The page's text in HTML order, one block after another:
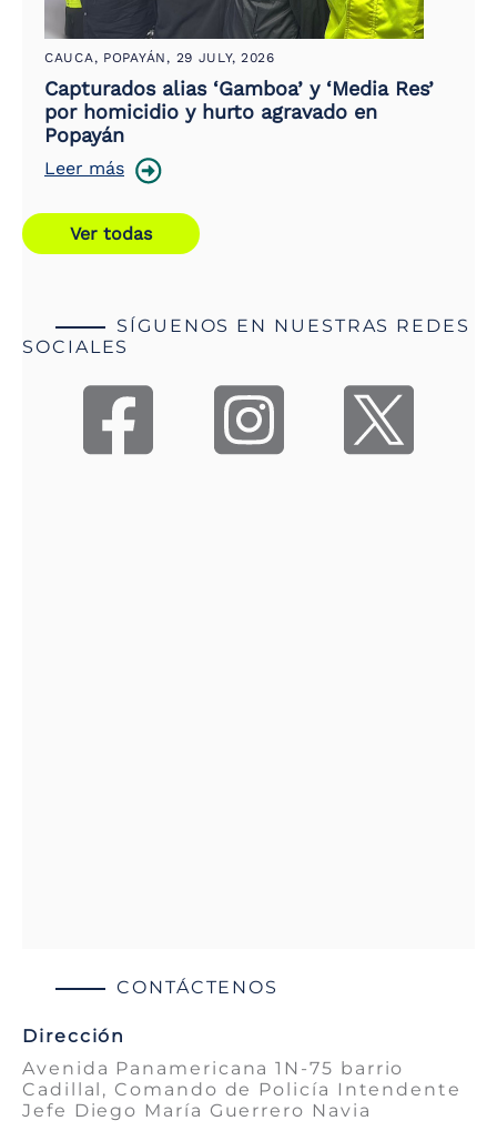
CAUCA, POPAYÁN, 29 JULY, 2026
Capturados alias ‘Gamboa’ y ‘Media Res’
por homicidio y hurto agravado en
Popayán
Leer más
Ver todas
SÍGUENOS EN NUESTRAS REDES
SOCIALES
CONTÁCTENOS
Dirección
Avenida Panamericana 1N-75 barrio
Cadillal, Comando de Policía Intendente
Jefe Diego María Guerrero Navia